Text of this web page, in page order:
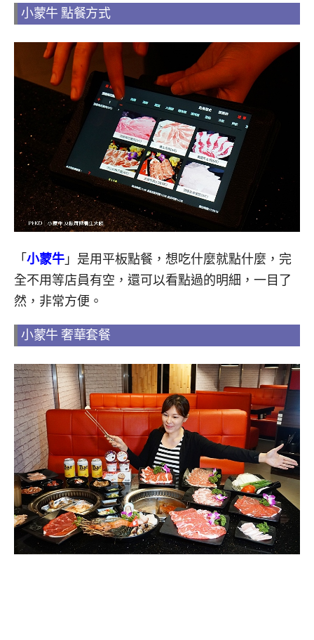
小蒙牛 點餐方式
「 小蒙牛 」是用平板點餐，想吃什麼就點什麼，完
全不用等店員有空，還可以看點過的明細，一目了
然，非常方便。
小蒙牛 奢華套餐